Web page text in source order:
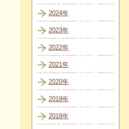
2024年
2023年
2022年
2021年
2020年
2019年
2018年